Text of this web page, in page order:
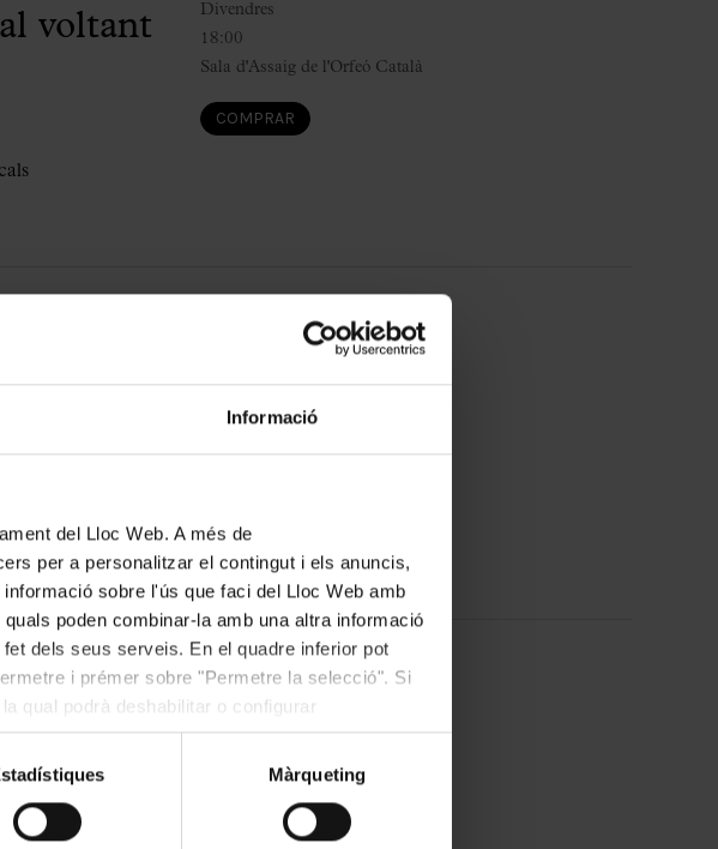
Informació
del Lloc Web. A més de
per a personalitzar el contingut i els anuncis,
sobre l'ús que faci del Lloc Web amb
poden combinar-la amb una altra informació
dels seus serveis. En el quadre inferior pot
i prémer sobre "Permetre la selecció". Si
la qual podrà deshabilitar o configurar
Màrqueting
voltant
18:00
Divendres
Sala d'Assaig de l'Orfeó Català
COMPRAR
Passions
(I)
2027
Sala d'Assaig de l'Orfeó Català
1724 a
4 març2027
Dijous
Sala d'Assaig de l'Orfeó Català
COMPRAR